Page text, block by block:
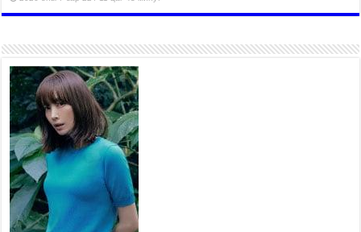
боломжтой-Хүүхэд хөгжүүлэх
төв” байгуулах төсөлд төр,
хувийн хэвшлийн түншлэлийн хүрээнд хамтран
ажиллахыг урьж байна
2026 оны 7 сар 22 / 9 цаг 28 минут
Б.Пүрэвдагва: “Урт цагаан”-ыг
залуучууд чөлөөт цагаа
өнгөрүүлдэг, жуулчид зорьж
ирдэг цэг болгоно
2026 оны 7 сар 21 / 16 цаг 47 минут
Тусгай замын автобус /BRT/ төслийн удирдах